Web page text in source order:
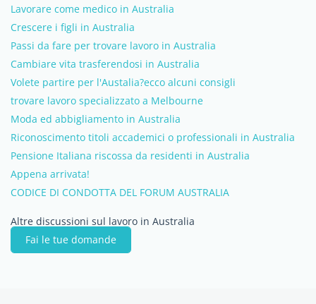
Lavorare come medico in Australia
Crescere i figli in Australia
Passi da fare per trovare lavoro in Australia
Cambiare vita trasferendosi in Australia
Volete partire per l'Austalia?ecco alcuni consigli
trovare lavoro specializzato a Melbourne
Moda ed abbigliamento in Australia
Riconoscimento titoli accademici o professionali in Australia
Pensione Italiana riscossa da residenti in Australia
Appena arrivata!
CODICE DI CONDOTTA DEL FORUM AUSTRALIA
Altre discussioni sul lavoro in Australia
Fai le tue domande